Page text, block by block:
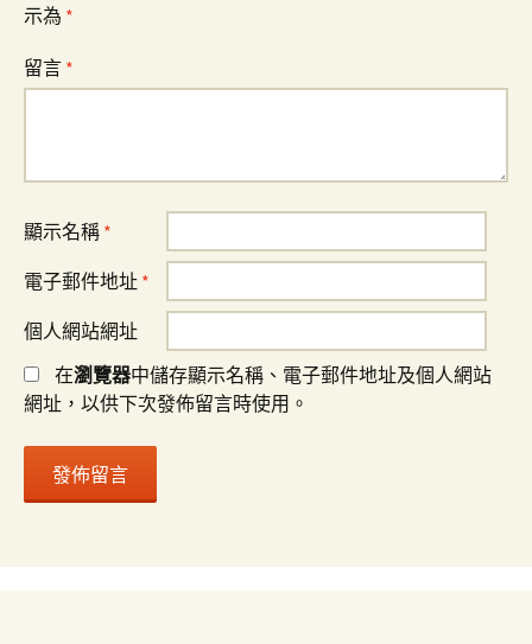
示為 *
留言 *
顯示名稱 *
電子郵件地址 *
個人網站網址
在瀏覽器中儲存顯示名稱、電子郵件地址及個人網站
網址，以供下次發佈留言時使用。